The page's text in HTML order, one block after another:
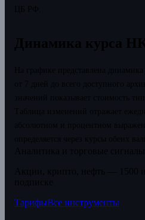
ТарифыВсе инструменты